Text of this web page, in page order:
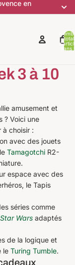
en
total
dans
3 à 10
amusement et
? Voici une
à choisir :
avec des jouets
Tamagotchi R2-
espace avec des
le Tapis
séries comme
Star Wars adaptés
de la logique et
le Turing Tumble.